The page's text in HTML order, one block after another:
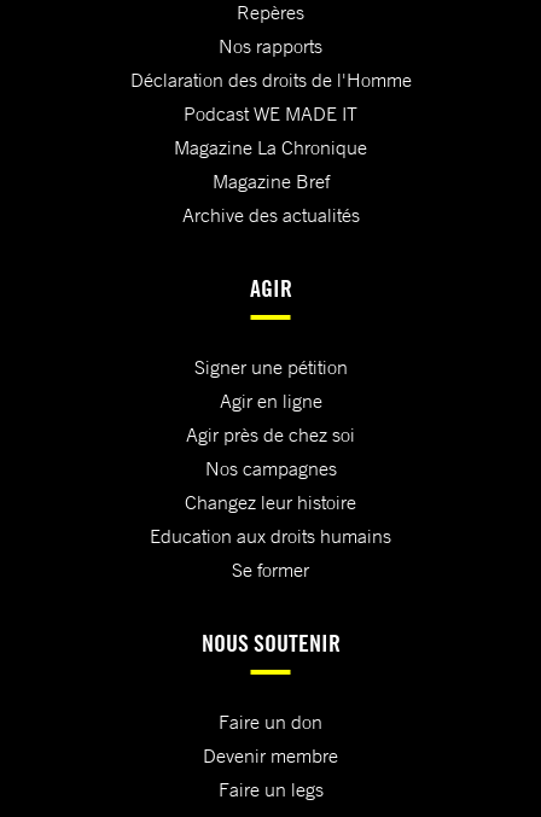
Repères
Nos rapports
Déclaration des droits de l'Homme
Podcast WE MADE IT
Magazine La Chronique
Magazine Bref
Archive des actualités
AGIR
Signer une pétition
Agir en ligne
Agir près de chez soi
Nos campagnes
Changez leur histoire
Education aux droits humains
Se former
NOUS SOUTENIR
Faire un don
Devenir membre
Faire un legs